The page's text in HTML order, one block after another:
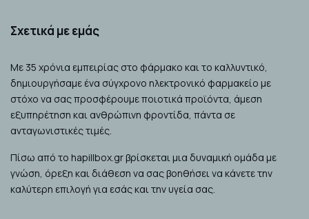
Σχετικά με εμάς
Με 35 χρόνια εμπειρίας στο φάρμακο και το καλλυντικό,
δημιουργήσαμε ένα σύγχρονο ηλεκτρονικό φαρμακείο με
στόχο να σας προσφέρουμε ποιοτικά προϊόντα, άμεση
εξυπηρέτηση και ανθρώπινη φροντίδα, πάντα σε
ανταγωνιστικές τιμές.
Πίσω από το hapillbox.gr βρίσκεται μια δυναμική ομάδα με
γνώση, όρεξη και διάθεση να σας βοηθήσει να κάνετε την
καλύτερη επιλογή για εσάς και την υγεία σας.